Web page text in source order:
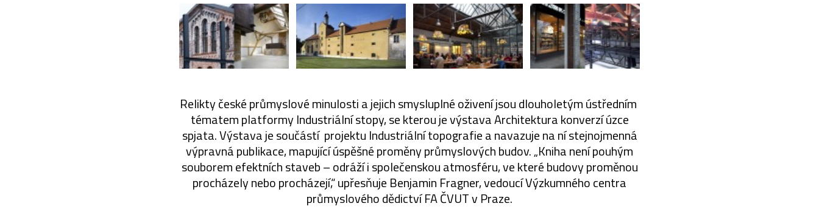
Relikty české průmyslové minulosti a jejich smysluplné oživení jsou dlouholetým ústředním
tématem platformy Industriální stopy, se kterou je výstava Architektura konverzí úzce
spjata. Výstava je součástí projektu Industriální topografie a navazuje na ní stejnojmenná
výpravná publikace, mapující úspěšné proměny průmyslových budov. „Kniha není pouhým
souborem efektních staveb – odráží i společenskou atmosféru, ve které budovy proměnou
procházely nebo procházejí,“ upřesňuje Benjamin Fragner, vedoucí Výzkumného centra
průmyslového dědictví FA ČVUT v Praze.